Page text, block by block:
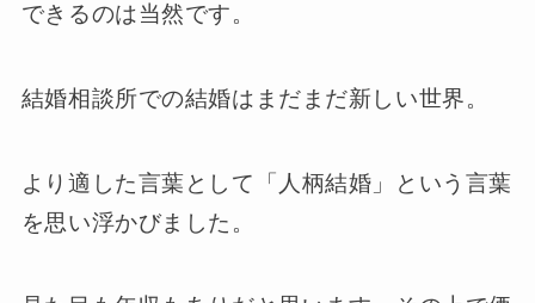
できるのは当然です。
結婚相談所での結婚はまだまだ新しい世界。
より適した言葉として「人柄結婚」という言葉
を思い浮かびました。